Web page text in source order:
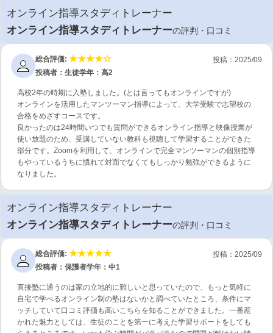
オンライン指導スタディトレーナー
オンライン指導スタディトレーナーの評判・口コミ
投稿：2025/09
総合評価:
投稿者：生徒学年：高2
高校2年の時期に入塾しました。(とは言ってもオンラインですが)
オンラインを活用したマンツーマン指導によって、大学受験で志望校の
合格をめざすコースです。
良かったのは24時間いつでも質問ができるオンライン指導と映像授業が
使い放題のため、受講していない教科も視聴して学習することができた
部分です。Zoomを利用して、オンラインで完全マンツーマンの個別指導
もやっているうちに慣れて対面でなくてもしっかり勉強ができるように
なりました。
オンライン指導スタディトレーナー
オンライン指導スタディトレーナーの評判・口コミ
投稿：2025/09
総合評価:
投稿者：保護者学年：中1
直接塾に通うのは家の立地的に難しいと思っていたので、もっと気軽に
自宅で学べるオンライン制の塾はないかと調べていたところ、条件にマ
ッチしていて口コミ評価も高いこちらを知ることができました。一番惹
かれた魅力としては、生徒のことを第一に考えた学習サポートをしても